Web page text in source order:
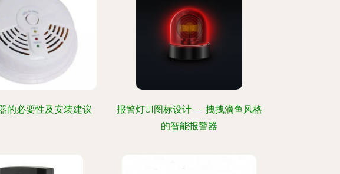
的必要性及安装建议
报警灯UI图标设计——拽拽滴鱼风格
的智能报警器